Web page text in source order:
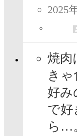
2025
焼肉
きゃ
好み
で好
ら…